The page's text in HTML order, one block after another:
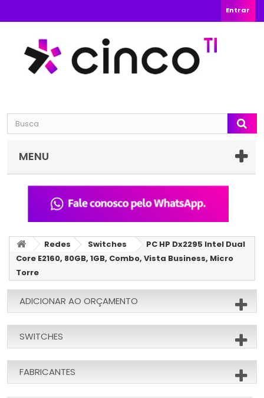
Entrar
MENU
Redes Switches
PC HP Dx2295 Intel Dual
Core E2160, 80GB, 1GB, Combo, Vista Business, Micro
Torre
ADICIONAR AO ORÇAMENTO
SWITCHES
FABRICANTES